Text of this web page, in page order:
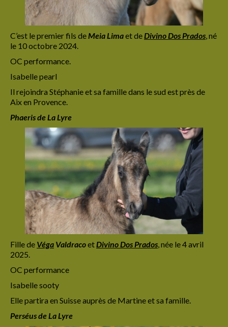
C’est le premier fils de Meia Limaet de Divino Dos Prados né
le 10 octobre 2024.
OC performance.
Isabelle pearl
Il rejoindra Stéphanie et sa famille dans le sud est près de
Aix en Provence.
Phaeris de La Lyre
Fille de Véga ValdracoetDivino Dos Prados,née le 4 avril
2025.
OC performance
Isabelle sooty
Elle partira en Suisse auprès de Martine et sa famille.
Perséus de La Lyre